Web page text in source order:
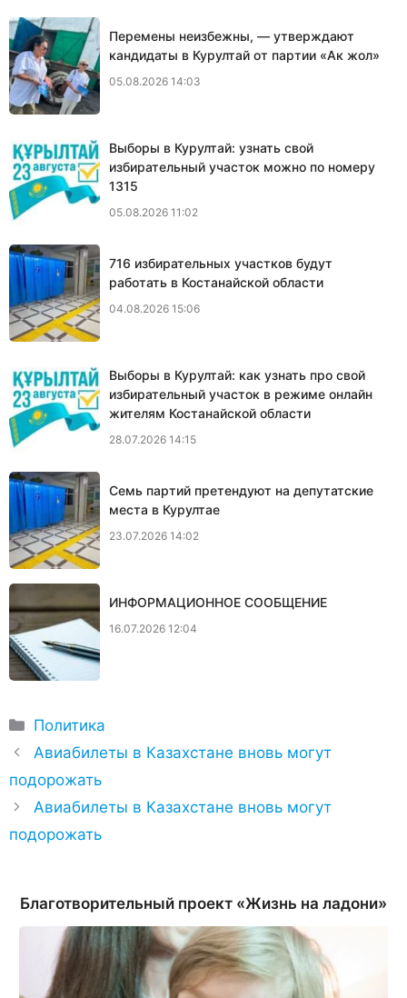
Перемены неизбежны, — утверждают
кандидаты в Курултай от партии «Ак жол»
05.08.2026 14:03
Выборы в Курултай: узнать свой
избирательный участок можно по номеру
1315
05.08.2026 11:02
716 избирательных участков будут
работать в Костанайской области
04.08.2026 15:06
Выборы в Курултай: как узнать про свой
избирательный участок в режиме онлайн
жителям Костанайской области
28.07.2026 14:15
Семь партий претендуют на депутатские
места в Курултае
23.07.2026 14:02
ИНФОРМАЦИОННОЕ СООБЩЕНИЕ
16.07.2026 12:04
Рубрики
Политика
Авиабилеты в Казахстане вновь могут
подорожать
Авиабилеты в Казахстане вновь могут
подорожать
Благотворительный проект «Жизнь на ладони»